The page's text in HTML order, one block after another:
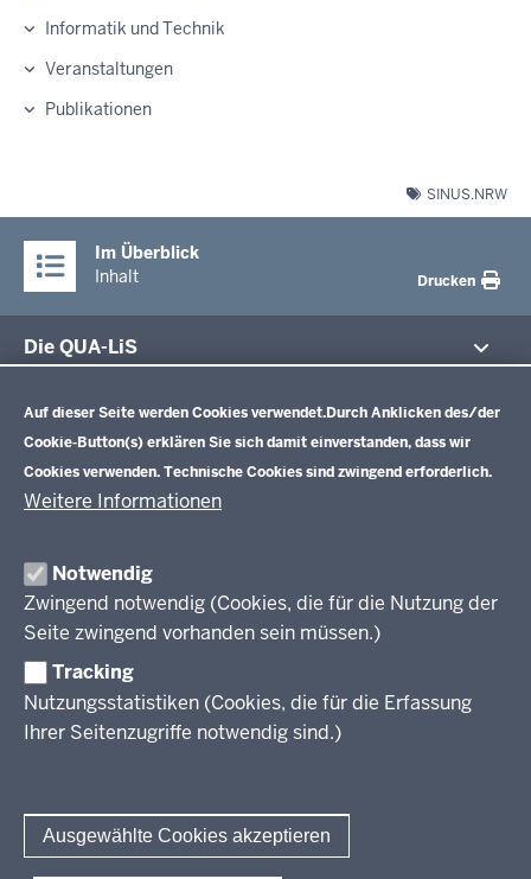
Auf dieser Seite werden Cookies verwendet.Durch Anklicken des/der
Cookie-Button(s) erklären Sie sich damit einverstanden, dass wir
Cookies verwenden. Technische Cookies sind zwingend erforderlich.
Weitere Informationen
Notwendig
Zwingend notwendig (Cookies, die für die Nutzung der
Seite zwingend vorhanden sein müssen.)
Tracking
Nutzungsstatistiken (Cookies, die für die Erfassung
Ihrer Seitenzugriffe notwendig sind.)
Ausgewählte Cookies akzeptieren
Informatik und Technik
Veranstaltungen
Publikationen
SINUS.NRW
Im Überblick
Inhalt
Drucken
Die QUA-LiS
Veröffentlichungen
Leitbild
Stellenangebote
Über uns
Schulentwicklung NRW
Schulentwicklung
Unterricht
Professionalisierung
Standardsicherung NRW
Berufsbildung NRW
Erwachsenenbildung
Wir über uns
Berichtswesen Weiterbildung
ElternMitWirkung NRW
Amtsblattabonnieren